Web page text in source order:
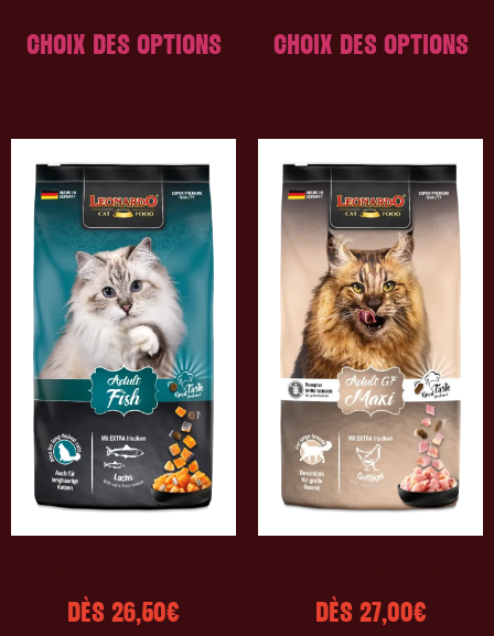
CHOIX DES OPTIONS CHOIX DES OPTIONS
DÈS 26,50€ DÈS 27,00€